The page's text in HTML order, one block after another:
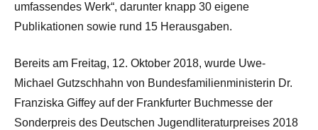
umfassendes Werk“, darunter knapp 30 eigene
Publikationen sowie rund 15 Herausgaben.
Bereits am Freitag, 12. Oktober 2018, wurde Uwe-
Michael Gutzschhahn von Bundesfamilienministerin Dr.
Franziska Giffey auf der Frankfurter Buchmesse der
Sonderpreis des Deutschen Jugendliteraturpreises 2018